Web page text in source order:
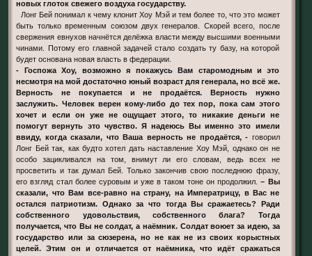
новых глоток свежего воздуха государству.
Лонг Бей понимал к чему клонит Хоу Мэй и тем более то, что это может
быть только временным союзом двух генералов. Скорей всего, после
свержения евнухов начнётся делёжка власти между высшими военными
чинами. Потому его главной задачей стало создать ту базу, на которой
будет основана новая власть в федерации.
- Госпожа Хоу, возможно я покажусь Вам старомодным и это
несмотря на мой достаточно юный возраст для генерала, но всё же.
Верность не покупается и не продаётся. Верность нужно
заслужить. Человек верен кому-либо до тех пор, пока сам этого
хочет и если он уже не ощущает этого, то никакие деньги не
помогут вернуть это чувство. Я надеюсь Вы именно это имели
ввиду, когда сказали, что Ваша верность не продаётся, - говорил
Лонг Бей так, как будто хотел дать наставление Хоу Мэй, однако он не
особо зацикливался на том, внимут ли его словам, ведь всех не
просветить и так думал Бей. Только закончив свою последнюю фразу,
его взгляд стал более суровым и уже в таком тоне он продолжил.– Вы
сказали, что Вам все-равно на страну, на Императрицу, в Вас не
остался патриотизм. Однако за что тогда Вы сражаетесь? Ради
собственного удовольствия, собственного блага? Тогда
получается, что Вы не солдат, а наёмник. Солдат воюет за идею, за
государство или за сюзерена, но не как не из своих корыстных
целей. Этим он и отличается от наёмника, что идёт сражаться